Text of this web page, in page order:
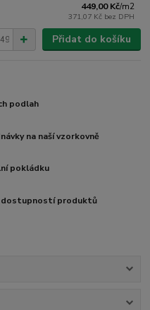
449,00 Kč/m2
371,07 Kč bez DPH
Přidat do košíku
podlah
na naší vzorkovně
pokládku
dostupností produktů